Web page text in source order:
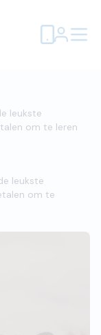
leukste
om te leren
leukste
om te